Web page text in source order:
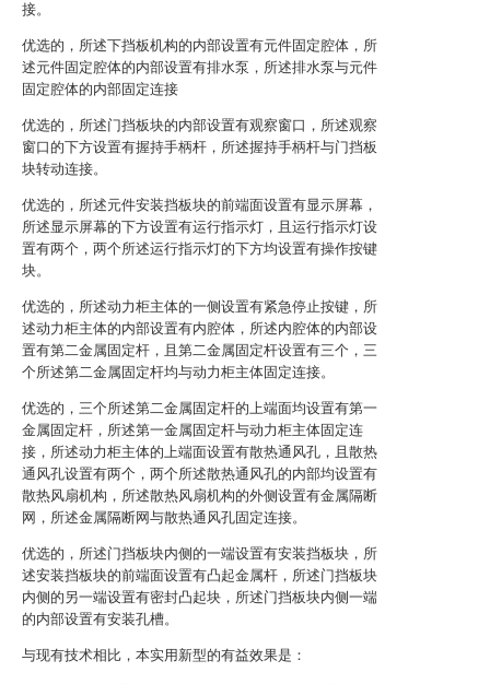
接。
优选的，所述下挡板机构的内部设置有元件固定腔体，所
述元件固定腔体的内部设置有排水泵，所述排水泵与元件
固定腔体的内部固定连接
优选的，所述门挡板块的内部设置有观察窗口，所述观察
窗口的下方设置有握持手柄杆，所述握持手柄杆与门挡板
块转动连接。
优选的，所述元件安装挡板块的前端面设置有显示屏幕，
所述显示屏幕的下方设置有运行指示灯，且运行指示灯设
置有两个，两个所述运行指示灯的下方均设置有操作按键
块。
优选的，所述动力柜主体的一侧设置有紧急停止按键，所
述动力柜主体的内部设置有内腔体，所述内腔体的内部设
置有第二金属固定杆，且第二金属固定杆设置有三个，三
个所述第二金属固定杆均与动力柜主体固定连接。
优选的，三个所述第二金属固定杆的上端面均设置有第一
金属固定杆，所述第一金属固定杆与动力柜主体固定连
接，所述动力柜主体的上端面设置有散热通风孔，且散热
通风孔设置有两个，两个所述散热通风孔的内部均设置有
散热风扇机构，所述散热风扇机构的外侧设置有金属隔断
网，所述金属隔断网与散热通风孔固定连接。
优选的，所述门挡板块内侧的一端设置有安装挡板块，所
述安装挡板块的前端面设置有凸起金属杆，所述门挡板块
内侧的另一端设置有密封凸起块，所述门挡板块内侧一端
的内部设置有安装孔槽。
与现有技术相比，本实用新型的有益效果是：